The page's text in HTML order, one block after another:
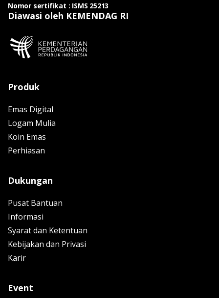
Nomor sertifikat : ISMS 25213
Diawasi oleh KEMENDAG RI
Produk
Emas Digital
Logam Mulia
Koin Emas
Perhiasan
Dukungan
Pusat Bantuan
Informasi
Syarat dan Ketentuan
Kebijakan dan Privasi
Karir
Event